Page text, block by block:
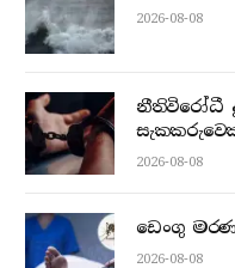
2026-08-08
නීතිවිරෝධී
2026-08-08
ඩෙංගු
2026-08-08